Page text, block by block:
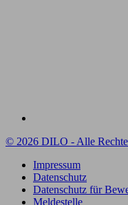
© 2026 DILO - Alle Rechte
Impressum
Datenschutz
Datenschutz für
Meldestelle